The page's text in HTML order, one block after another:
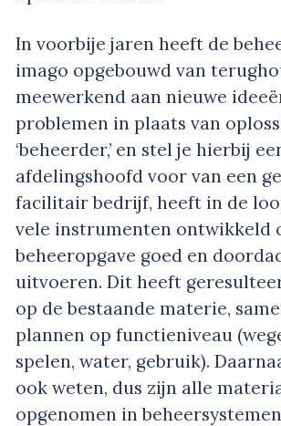
In voorbije jaren heeft de
imago opgebouwd van
meewerkend aan nieuwe
problemen in plaats van
‘beheerder,’ en stel je hierbij
afdelingshoofd voor van een
facilitair bedrijf, heeft in de
vele instrumenten ontwikkeld
beheeropgave goed en
uitvoeren. Dit heeft
op de bestaande materie,
plannen op functieniveau
spelen, water, gebruik).
ook weten, dus zijn alle
opgenomen in